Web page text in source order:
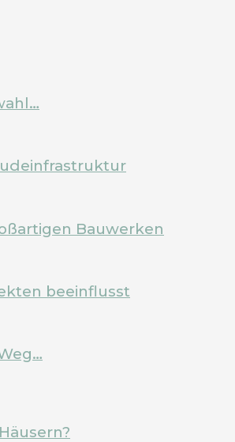
Bauwerken
beeinflusst